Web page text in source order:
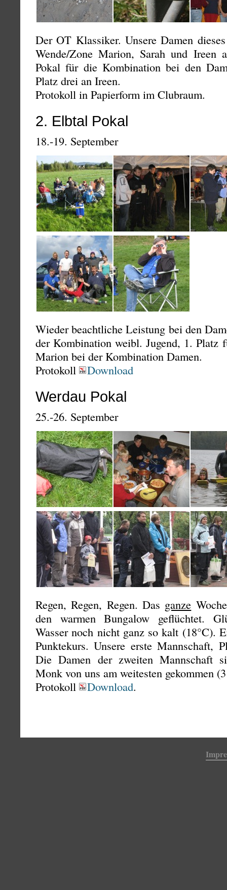
Der OT Klassiker. Unsere Damen
Wende/Zone Marion, Sarah und Ireen
Pokal für die Kombination bei den
Platz drei an Ireen.
Protokoll in Papierform im Clubraum.
2. Elbtal Pokal
18.-19. September
Wieder beachtliche Leistung bei den
der Kombination weibl. Jugend, 1. Platz
Marion bei der Kombination Damen.
Protokoll
Download
Werdau Pokal
25.-26. September
Regen, Regen, Regen. Das ganze
den warmen Bungalow geflüchtet.
Wasser noch nicht ganz so kalt (18°C).
Punktekurs. Unsere erste Mannschaft,
Die Damen der zweiten Mannschaft
Monk von uns am weitesten gekommen
Protokoll
Download.